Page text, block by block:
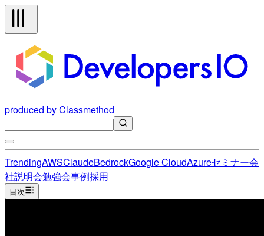
produced by Classmethod
TrendingAWSClaudeBedrockGoogle CloudAzureセミナー会
社説明会勉強会事例採用
目次